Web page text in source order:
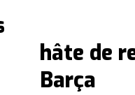
hâte de
Barça